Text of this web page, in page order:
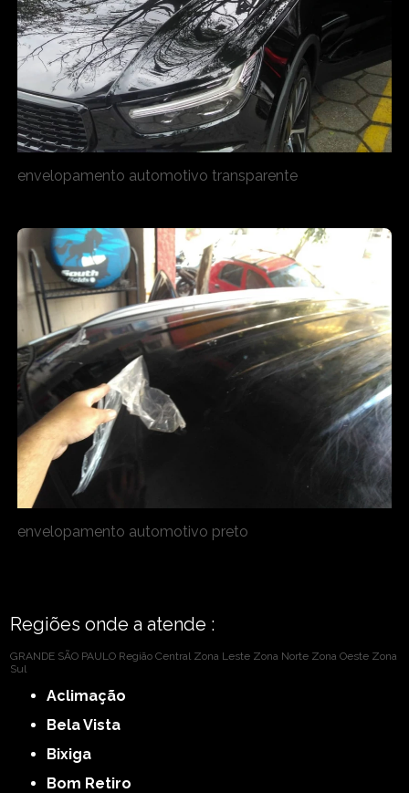
envelopamento automotivo transparente
envelopamento automotivo preto
Regiões onde a atende :
GRANDE SÃO PAULO Região Central Zona Leste Zona Norte Zona Oeste Zona
Sul
Aclimação
Bela Vista
Bixiga
Bom Retiro